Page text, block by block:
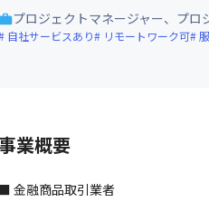
プロジェクトマネージャー、プロ
自社サービスあり リモートワーク可
業概要
■ 金融商品取引業者